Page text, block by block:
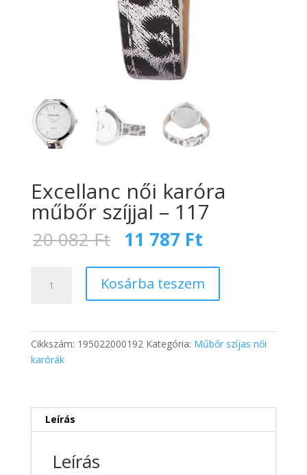
Excellanc női karóra
műbőr szíjjal – 117
20 082Ft Original
price
was:
20
082 Ft.
11 787 Ft
is:
11
787 Ft.
Kosárba teszem
Cikkszám: 195022000192 Kategória: Műbőr szíjas női
karórák
Leírás
Leírás